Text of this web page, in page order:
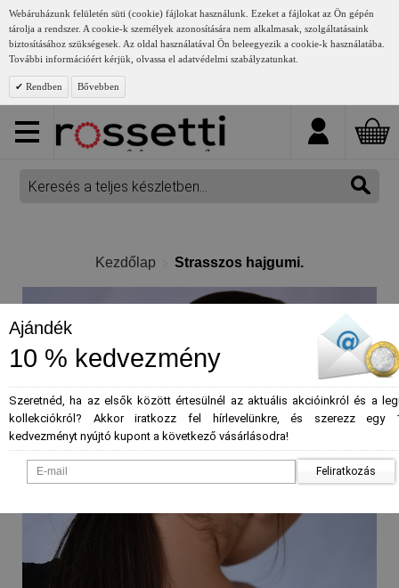
Webáruházunk felületén süti (cookie) fájlokat használunk. Ezeket a fájlokat az Ön gépén
tárolja a rendszer. A cookie-k személyek azonosítására nem alkalmasak, szolgáltatásaink
biztosításához szükségesek. Az oldal használatával Ön beleegyezik a cookie-k használatába.
További információért kérjük, olvassa el adatvédelmi szabályzatunkat.
Rendben Bővebben
Kezdőlap Strasszos hajgumi.
Ajándék
10 % kedvezmény
Szeretnéd, ha az elsők között értesülnél az aktuális akcióinkról és a
kollekciókról? Akkor iratkozz fel hírlevelünkre, és szerezz egy
kedvezményt nyújtó kupont a következő vásárlásodra!
Feliratkozás